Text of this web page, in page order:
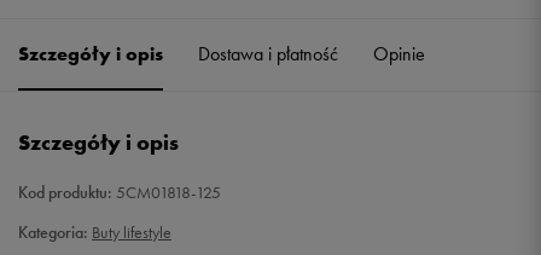
38,5
Szczegóły i opis Dostawa i płatność Opinie
Szczegóły i opis
Kod produktu: 5CM01818-125
Kategoria: Buty lifestyle